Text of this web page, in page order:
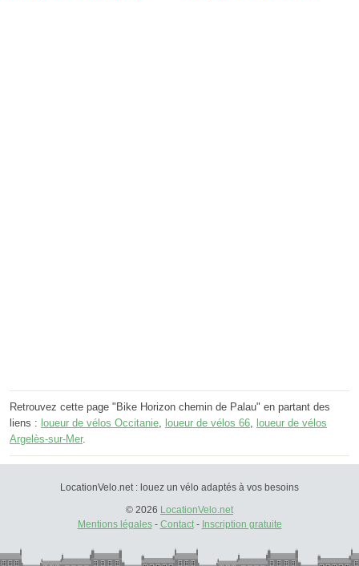
Retrouvez cette page "Bike Horizon chemin de Palau" en partant des
liens : loueur de vélos Occitanie, loueur de vélos 66, loueur de vélos
Argelès-sur-Mer.
LocationVelo.net : louez un vélo adaptés à vos besoins
© 2026 LocationVelo.net
Mentions légales- Contact- Inscription gratuite